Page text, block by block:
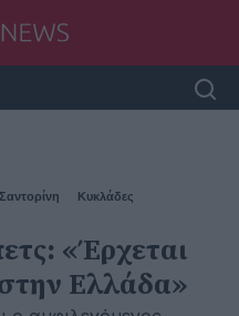
Σαντορίνη Κυκλάδες
«Έρχεται
Ελλάδα»